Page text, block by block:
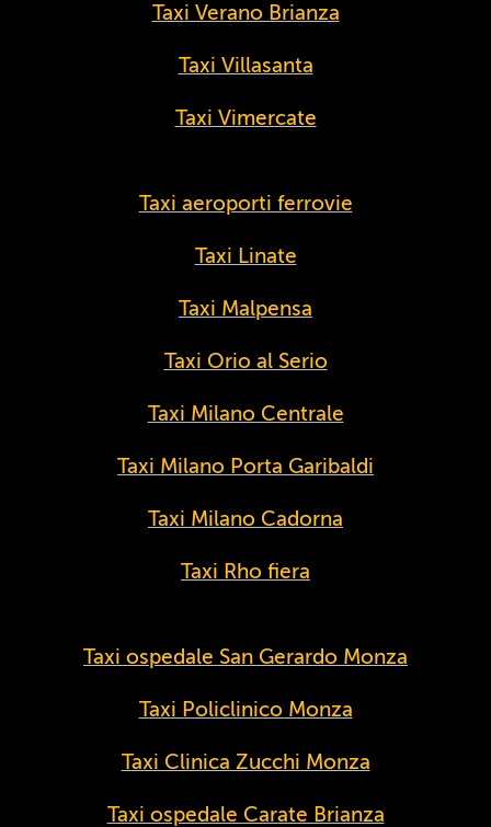
Taxi Verano Brianza
Taxi Villasanta
Taxi Vimercate
Taxi aeroporti ferrovie
Taxi Linate
Taxi Malpensa
Taxi Orio al Serio
Taxi Milano Centrale
Taxi Milano Porta Garibaldi
Taxi Milano Cadorna
Taxi Rho fiera
Taxi ospedale San Gerardo Monza
Taxi Policlinico Monza
Taxi Clinica Zucchi Monza
Taxi ospedale Carate Brianza